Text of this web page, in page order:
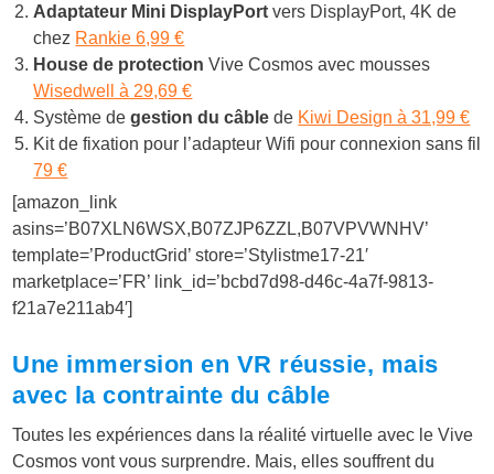
Adaptateur Mini DisplayPort vers DisplayPort, 4K de
chez Rankie 6,99 €
House de protection Vive Cosmos avec mousses
Wisedwell à 29,69 €
Système degestion du câble de Kiwi Design à 31,99 €
Kit de fixation pour l’adapteur Wifi pour connexion sans fil
79 €
[amazon_link
asins=’B07XLN6WSX,B07ZJP6ZZL,B07VPVWNHV’
template=’ProductGrid’ store=’Stylistme17-21′
marketplace=’FR’ link_id=’bcbd7d98-d46c-4a7f-9813-
f21a7e211ab4′]
Une immersion en VR réussie, mais
avec la contrainte du câble
Toutes les expériences dans la réalité virtuelle avec le Vive
Cosmos vont vous surprendre. Mais, elles souffrent du